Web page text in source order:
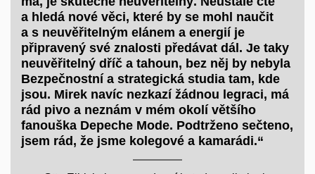
a hledá nové věci, které by se mohl naučit
a s neuvěřitelným elánem a energií je
připravený své znalosti předávat dál. Je taky
neuvěřitelný dříč a tahoun, bez něj by nebyla
Bezpečnostní a strategická studia tam, kde
jsou. Mirek navíc nezkazí žádnou legraci, má
rád pivo a neznám v mém okolí většího
fanouška Depeche Mode. Podtrženo sečteno,
jsem rád, že jsme kolegové a kamarádi.“